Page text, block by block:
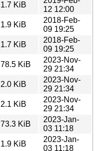
1.7 KiB
12 12:00
1.9 KiB
2018-Feb-
09 19:25
1.7 KiB
2018-Feb-
09 19:25
78.5 KiB
2023-Nov-
29 21:34
2.0 KiB
2023-Nov-
29 21:34
2.1 KiB
2023-Nov-
29 21:34
73.3 KiB
2023-Jan-
03 11:18
1.9 KiB
2023-Jan-
03 11:18